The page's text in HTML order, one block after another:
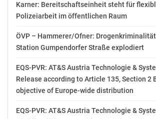
T +43 1 71136-213, judith.schwarz-
Sandra Hell-Ghignone
T +43 1 71136-212, sandra.hell-
OTS-ORIGINALTEXT
AUSSCHLIESSLICHER INHALTLICHER
DES AUSSENDERS. www.ots.at
der jeweilige Aussender
Karner: Bereitschaftseinheit steht für
Polizeiarbeit im öffentlichen Raum
ÖVP – Hammerer/Ofner:
Station Gumpendorfer Straße explodiert
EQS-PVR: AT&S Austria Technologie &
Release according to Article 135, Section 2
objective of Europe-wide distribution
EQS-PVR: AT&S Austria Technologie &